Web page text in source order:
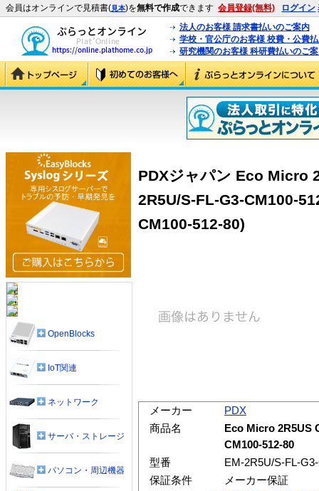
会員はオンラインで見積書(見本)を無料で作成できます 会員登録(無料) ログイン
法人のお客様 請求書払いのご案内
学校・官公庁のお客様 校費・公費
研究機関のお客様 科研費払いのご
PDXジャパン Eco Micro
2R5U/S-FL-G3-CM100-
CM100-512-80)
メーカー
PDX
商品名
Eco Micro 2R5US
CM100-512-80
型番
EM-2R5U/S-FL-
保証条件
メーカー保証
OpenBlocks
IoT関連
ネットワーク
サーバ・ストレージ
パソコン・周辺機器